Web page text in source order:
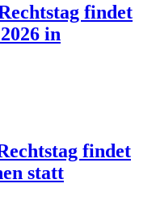
findet
in
findet
statt